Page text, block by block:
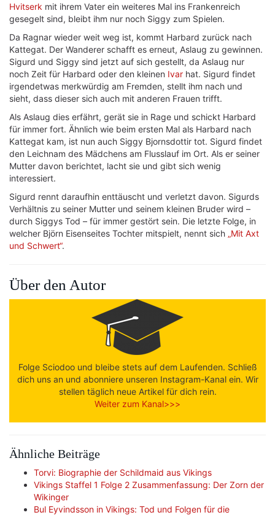
Hvitserk mit ihrem Vater ein weiteres Mal ins Frankenreich
gesegelt sind, bleibt ihm nur noch Siggy zum Spielen.
Da Ragnar wieder weit weg ist, kommt Harbard zurück nach
Kattegat. Der Wanderer schafft es erneut, Aslaug zu gewinnen.
Sigurd und Siggy sind jetzt auf sich gestellt, da Aslaug nur
noch Zeit für Harbard oder den kleinen Ivar hat. Sigurd findet
irgendetwas merkwürdig am Fremden, stellt ihm nach und
sieht, dass dieser sich auch mit anderen Frauen trifft.
Als Aslaug dies erfährt, gerät sie in Rage und schickt Harbard
für immer fort. Ähnlich wie beim ersten Mal als Harbard nach
Kattegat kam, ist nun auch Siggy Bjornsdottir tot. Sigurd findet
den Leichnam des Mädchens am Flusslauf im Ort. Als er seiner
Mutter davon berichtet, lacht sie und gibt sich wenig
interessiert.
Sigurd rennt daraufhin enttäuscht und verletzt davon. Sigurds
Verhältnis zu seiner Mutter und seinem kleinen Bruder wird –
durch Siggys Tod – für immer gestört sein. Die letzte Folge, in
welcher Björn Eisenseites Tochter mitspielt, nennt sich „Mit Axt
und Schwert“.
Über den Autor
Folge Sciodoo und bleibe stets auf dem Laufenden. Schließ
dich uns an und abonniere unseren Instagram-Kanal ein. Wir
stellen täglich neue Artikel für dich rein.
Weiter zum Kanal>>>
Ähnliche Beiträge
Torvi: Biographie der Schildmaid aus Vikings
Vikings Staffel 1 Folge 2 Zusammenfassung: Der Zorn der
Wikinger
Bul Eyvindsson in Vikings: Tod und Folgen für die